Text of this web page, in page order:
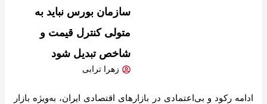
سازمان بورس نباید به
متولی کنترل قیمت و
شاخص تبدیل شود
زهرا ترابی
ادامه رکود و بی‌اعتمادی در بازارهای اقتصادی ایران، به‌ویژه بازار